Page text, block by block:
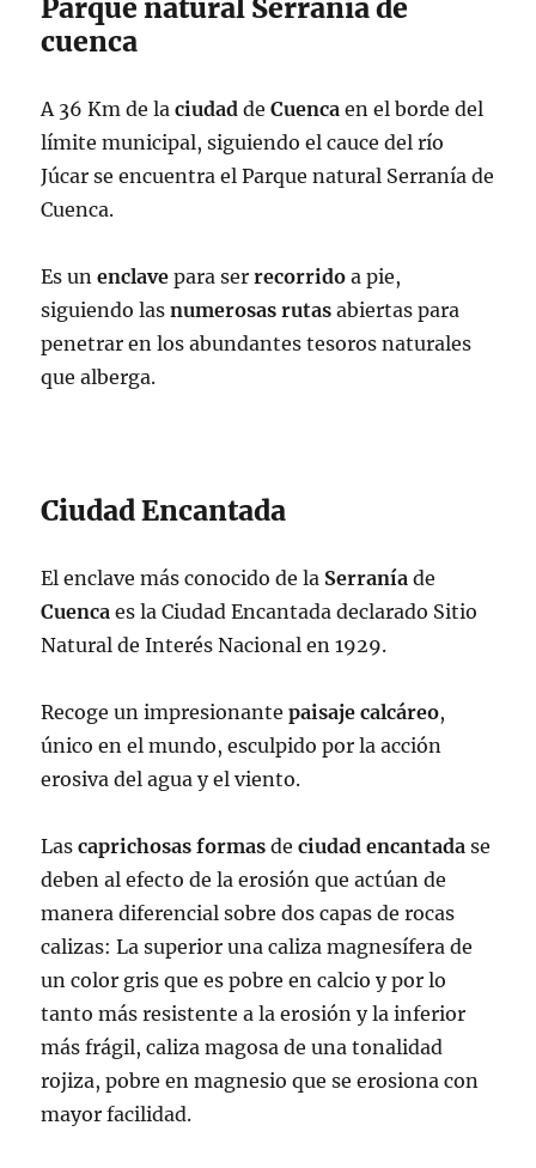
Parque natural Serranía de
cuenca
A 36 Km de laciudad deCuenca en el borde del
límite municipal, siguiendo el cauce del río
Júcar se encuentra el Parque natural Serranía de
Cuenca.
Es unenclave para serrecorrido a pie,
siguiendo lasnumerosas rutas abiertas para
penetrar en los abundantes tesoros naturales
que alberga.
Ciudad Encantada
El enclave más conocido de la Serranía de
Cuenca es la Ciudad Encantada declarado Sitio
Natural de Interés Nacional en 1929.
Recoge un impresionantepaisaje calcáreo,
único en el mundo, esculpido por la acción
erosiva del agua y el viento.
Lascaprichosas formas deciudad encantada se
deben al efecto de la erosión que actúan de
manera diferencial sobre dos capas de rocas
calizas: La superior una caliza magnesífera de
un color gris que es pobre en calcio y por lo
tanto más resistente a la erosión y la inferior
más frágil, caliza magosa de una tonalidad
rojiza, pobre en magnesio que se erosiona con
mayor facilidad.